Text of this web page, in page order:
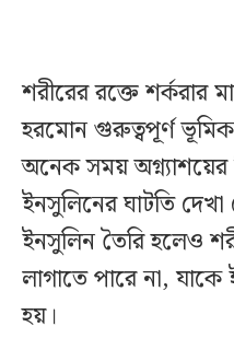
শরীরের রক্তে শর্করার
হরমোন গুরুত্বপূর্ণ
অনেক সময় অগ্ন্যাশয়ের
ইনসুলিনের ঘাটতি
ইনসুলিন তৈরি হলেও
লাগাতে পারে না, যাকে
হয়।